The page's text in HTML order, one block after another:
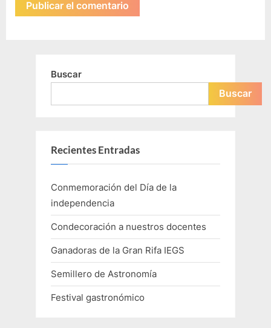
Buscar
Buscar
Recientes Entradas
Conmemoración del Día de la
independencia
Condecoración a nuestros docentes
Ganadoras de la Gran Rifa IEGS
Semillero de Astronomía
Festival gastronómico